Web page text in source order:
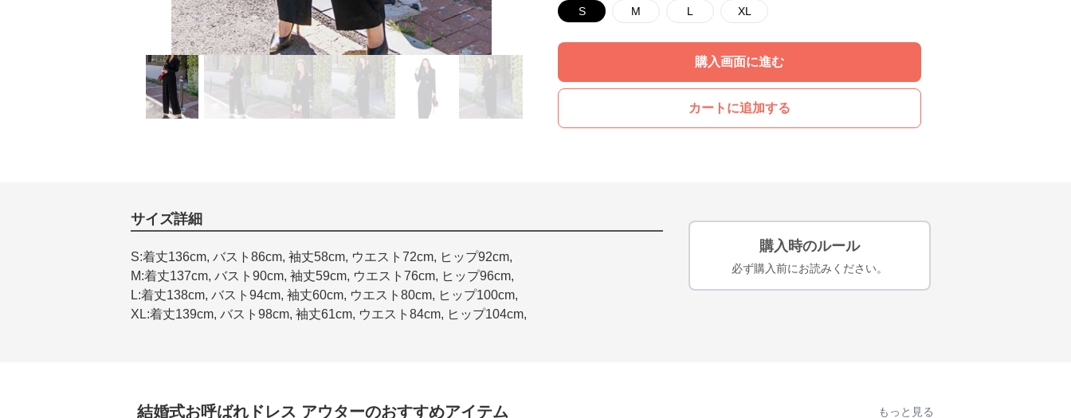
S M L XL
購入画面に進む
カートに追加する
サイズ詳細
S:着丈136cm, バスト86cm, 袖丈58cm, ウエスト72cm, ヒップ92cm,
M:着丈137cm, バスト90cm, 袖丈59cm, ウエスト76cm, ヒップ96cm,
L:着丈138cm, バスト94cm, 袖丈60cm, ウエスト80cm, ヒップ100cm,
XL:着丈139cm, バスト98cm, 袖丈61cm, ウエスト84cm, ヒップ104cm,
購入時のルール
必ず購入前にお読みください。
結婚式お呼ばれドレス アウターのおすすめアイテム もっと見る